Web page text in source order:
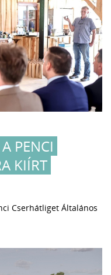
PENCI
KIÍRT
Cserhátliget Általános